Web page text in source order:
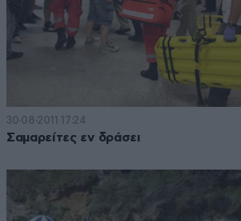
30·08·2011 17:24
Σαμαρείτες εν δράσει